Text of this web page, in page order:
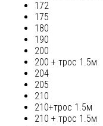
172
175
180
190
200
200 + трос 1.5м
204
205
210
210+трос 1.5м
210 + трос 1.5м